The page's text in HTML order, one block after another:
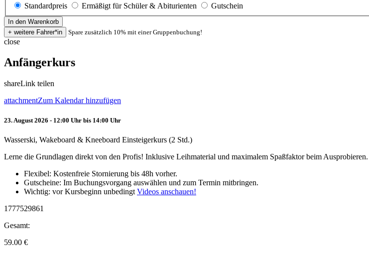
Standardpreis
Ermäßigt für Schüler & Abiturienten Gutschein
Spare zusätzlich 10% mit einer Gruppenbuchung!
close
Anfängerkurs
shareLink teilen
attachmentZum Kalendar hinzufügen
23. August 2026 - 12:00 Uhr bis 14:00 Uhr
Wasserski, Wakeboard & Kneeboard Einsteigerkurs (2 Std.)
Lerne die Grundlagen direkt von den Profis! Inklusive Leihmaterial und maximalem Spaßfaktor beim
Flexibel: Kostenfreie Stornierung bis 48h vorher.
Gutscheine: Im Buchungsvorgang auswählen und zum Termin mitbringen.
Wichtig: vor Kursbeginn unbedingt Videos anschauen!
1777529861
Gesamt:
59.00 €